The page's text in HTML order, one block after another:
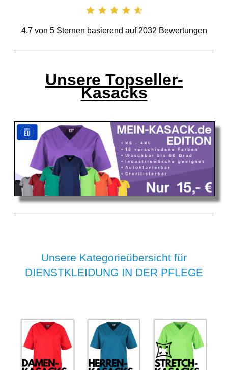
4.7von 5Sternen basierend auf 2032 Bewertungen
Unsere Topseller-
Kasacks
Unsere Kategorieübersicht für
DIENSTKLEIDUNG IN DER PFLEGE